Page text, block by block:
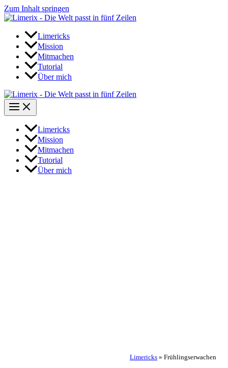
Zum Inhalt springen
Limericks
Mission
Mitmachen
Tutorial
Über mich
Limericks
Mission
Mitmachen
Tutorial
Über mich
Limericks » Frühlingserwachen